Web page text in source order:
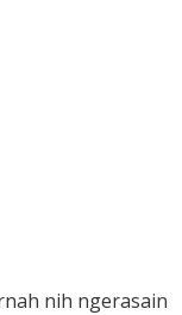
nih ngerasain